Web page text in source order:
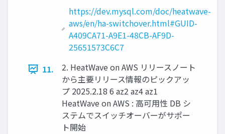
https://dev.mysql.com/doc/heatwave-
aws/en/ha-switchover.html#GUID-
A409CA71-A9E1-48CB-AF9D-
25651573C6C7
11.
2. HeatWave on AWS リリースノート
から主要リリース情報のピックアッ
プ 2025.2.18 6 az2 az4 az1
HeatWave on AWS : 高可用性 DB シ
ステムでスイッチオーバーがサポー
ト開始